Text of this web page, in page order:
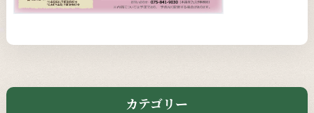
カテゴリー